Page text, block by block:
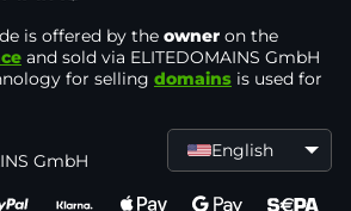
is offered by the owner on the
and sold via ELITEDOMAINS GmbH
for selling domains is used for
GmbH
English